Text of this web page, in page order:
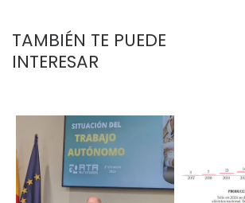
TAMBIÉN TE PUEDE
INTERESAR